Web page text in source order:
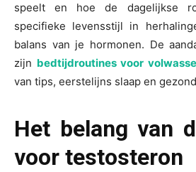
speelt en hoe de dagelijkse
specifieke levensstijl in
balans van je hormonen. De
zijn bedtijdroutines voor
van tips, eerstelijns slaap en
Het belang van
voor testosteron